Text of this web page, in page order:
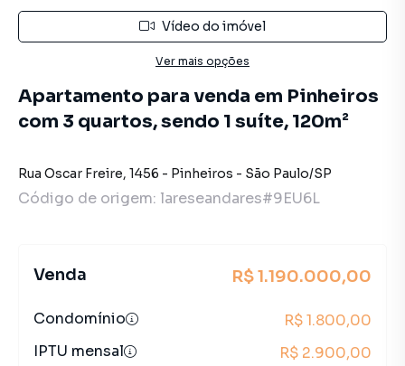
Vídeo do imóvel
Ver mais opções
Apartamento para venda em Pinheiros
com 3 quartos, sendo 1 suíte, 120m²
Rua Oscar Freire, 1456 - Pinheiros - São Paulo/SP
Código de origem: lareseandares#9EU6L
Venda R$ 1.190.000,00
Condomínio
R$ 1.800,00
IPTU mensal
R$ 2.900,00